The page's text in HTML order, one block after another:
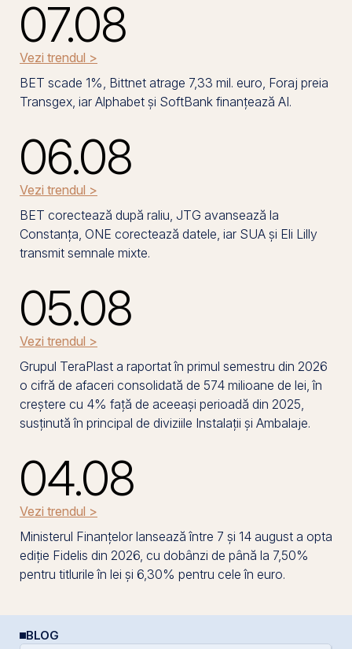
07.08
Vezi trendul >
BET scade 1%, Bittnet atrage 7,33 mil. euro, Foraj preia
Transgex, iar Alphabet și SoftBank finanțează AI.
06.08
Vezi trendul >
BET corectează după raliu, JTG avansează la
Constanța, ONE corectează datele, iar SUA și Eli Lilly
transmit semnale mixte.
05.08
Vezi trendul >
Grupul TeraPlast a raportat în primul semestru din 2026
o cifră de afaceri consolidată de 574 milioane de lei, în
creștere cu 4% față de aceeași perioadă din 2025,
susținută în principal de diviziile Instalații și Ambalaje.
04.08
Vezi trendul >
Ministerul Finanțelor lansează între 7 și 14 august a opta
ediție Fidelis din 2026, cu dobânzi de până la 7,50%
pentru titlurile în lei și 6,30% pentru cele în euro.
BLOG